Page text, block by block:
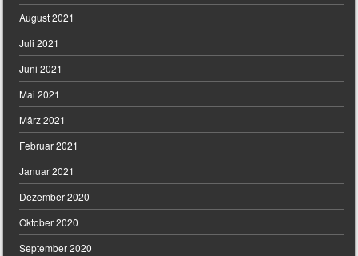
August 2021
Juli 2021
Juni 2021
Mai 2021
März 2021
Februar 2021
Januar 2021
Dezember 2020
Oktober 2020
September 2020